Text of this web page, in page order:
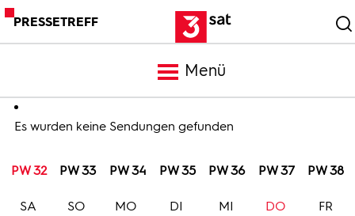
PRESSETREFF
Menü
Meldungen
Programm
Es wurden keine Sendungen gefunden
PW 32 PW 33 PW 34 PW 35 PW 36 PW 37 PW 38
SA SO MO DI MI DO FR